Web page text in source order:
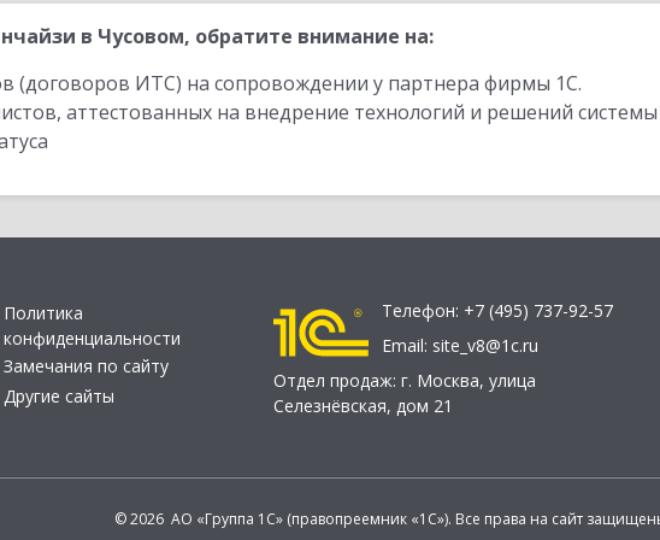
в Чусовом, обратите внимание на:
(договоров ИТС) на сопровождении у партнера фирмы 1С.
аттестованных на внедрение технологий и решений
Политика
конфиденциальности
Замечания по сайту
Другие сайты
Телефон: +7 (495) 737-92-57
Email: site_v8@1c.ru
Отдел продаж: г. Москва, улица
Селезнёвская, дом 21
© 2026 АО «Группа 1С» (правопреемник «1С»). Все права на сайт